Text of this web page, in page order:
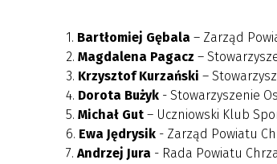
1. Bartłomiej Gębala – Zarząd
2. Magdalena Pagacz –
3. Krzysztof Kurzański –
4. Dorota Bużyk - Stowarzyszenie
5. Michał Gut – Uczniowski Klub
6. Ewa Jędrysik - Zarząd Powiatu
7. Andrzej Jura - Rada Powiatu